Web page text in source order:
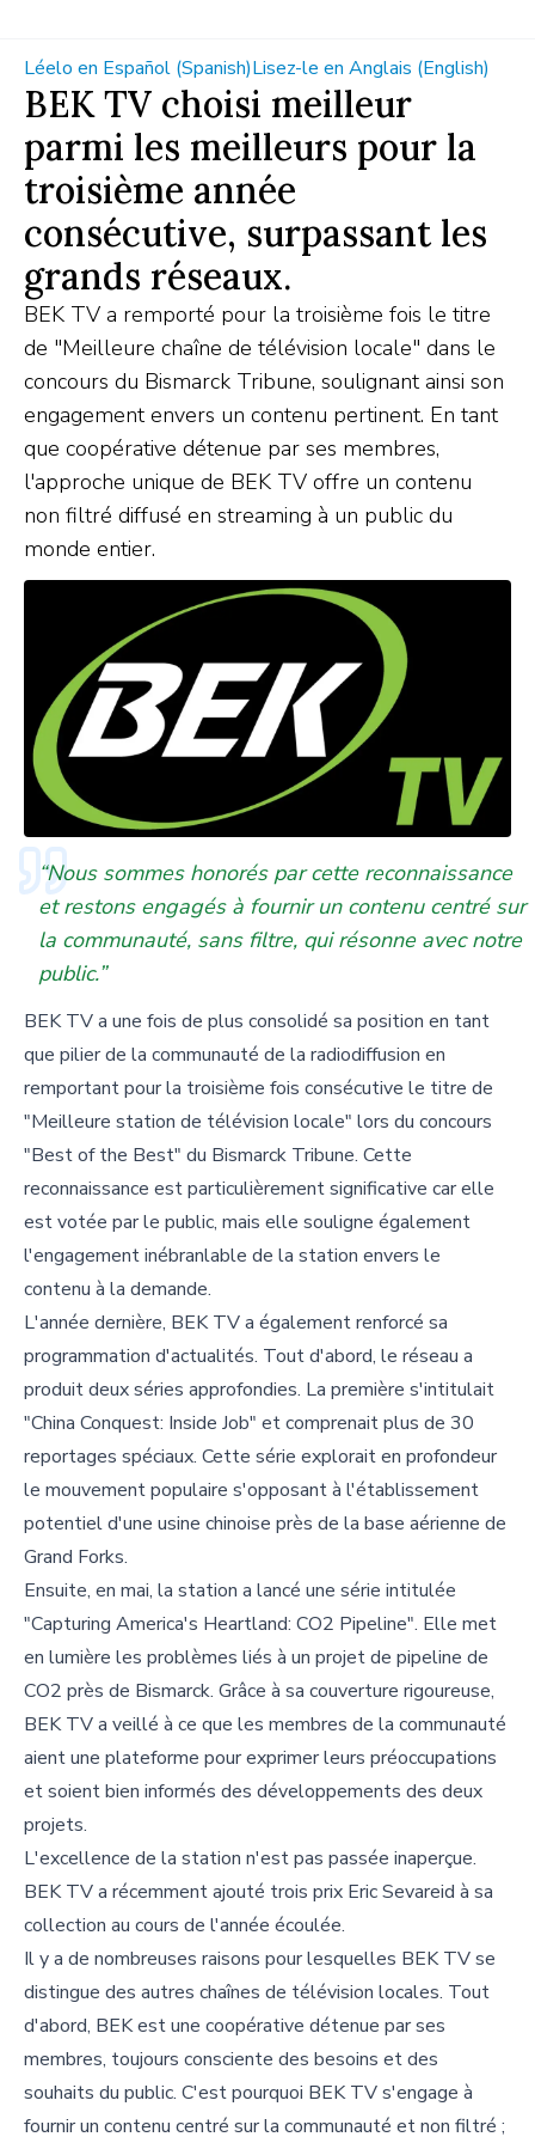
Léelo en Español (Spanish)Lisez-le en Anglais (English)
BEK TV choisi meilleur
parmi les meilleurs pour la
troisième année
consécutive, surpassant les
grands réseaux.
BEK TV a remporté pour la troisième fois le titre
de "Meilleure chaîne de télévision locale" dans le
concours du Bismarck Tribune, soulignant ainsi son
engagement envers un contenu pertinent. En tant
que coopérative détenue par ses membres,
l'approche unique de BEK TV offre un contenu
non filtré diffusé en streaming à un public du
monde entier.
“Nous sommes honorés par cette reconnaissance
et restons engagés à fournir un contenu centré sur
la communauté, sans filtre, qui résonne avec notre
public.”
BEK TV a une fois de plus consolidé sa position en tant
que pilier de la communauté de la radiodiffusion en
remportant pour la troisième fois consécutive le titre de
"Meilleure station de télévision locale" lors du concours
"Best of the Best" du Bismarck Tribune. Cette
reconnaissance est particulièrement significative car elle
est votée par le public, mais elle souligne également
l'engagement inébranlable de la station envers le
contenu à la demande.
L'année dernière, BEK TV a également renforcé sa
programmation d'actualités. Tout d'abord, le réseau a
produit deux séries approfondies. La première s'intitulait
"China Conquest: Inside Job" et comprenait plus de 30
reportages spéciaux. Cette série explorait en profondeur
le mouvement populaire s'opposant à l'établissement
potentiel d'une usine chinoise près de la base aérienne de
Grand Forks.
Ensuite, en mai, la station a lancé une série intitulée
"Capturing America's Heartland: CO2 Pipeline". Elle met
en lumière les problèmes liés à un projet de pipeline de
CO2 près de Bismarck. Grâce à sa couverture rigoureuse,
BEK TV a veillé à ce que les membres de la communauté
aient une plateforme pour exprimer leurs préoccupations
et soient bien informés des développements des deux
projets.
L'excellence de la station n'est pas passée inaperçue.
BEK TV a récemment ajouté trois prix Eric Sevareid à sa
collection au cours de l'année écoulée.
Il y a de nombreuses raisons pour lesquelles BEK TV se
distingue des autres chaînes de télévision locales. Tout
d'abord, BEK est une coopérative détenue par ses
membres, toujours consciente des besoins et des
souhaits du public. C'est pourquoi BEK TV s'engage à
fournir un contenu centré sur la communauté et non filtré ;